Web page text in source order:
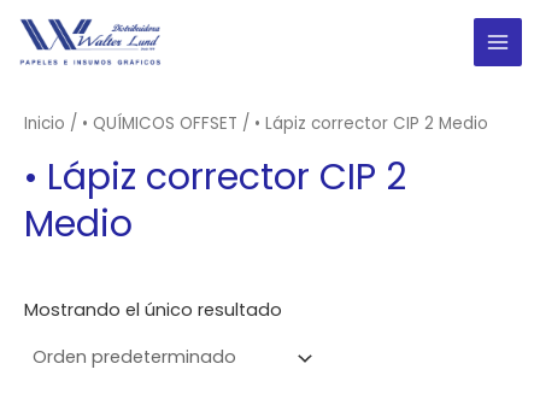
contenido
Inicio / • QUÍMICOS OFFSET / • Lápiz corrector CIP 2 Medio
• Lápiz corrector CIP 2
Medio
Mostrando el único resultado